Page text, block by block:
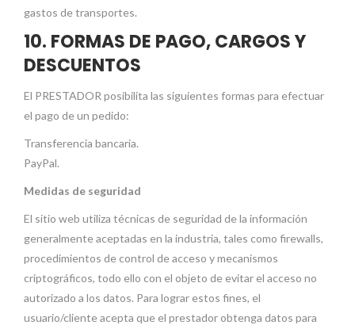
gastos de transportes.
10. FORMAS DE PAGO, CARGOS Y
DESCUENTOS
El PRESTADOR posibilita las siguientes formas para efectuar
el pago de un pedido:
Transferencia bancaria.
PayPal.
Medidas de seguridad
El sitio web utiliza técnicas de seguridad de la información
generalmente aceptadas en la industria, tales como firewalls,
procedimientos de control de acceso y mecanismos
criptográficos, todo ello con el objeto de evitar el acceso no
autorizado a los datos. Para lograr estos fines, el
usuario/cliente acepta que el prestador obtenga datos para